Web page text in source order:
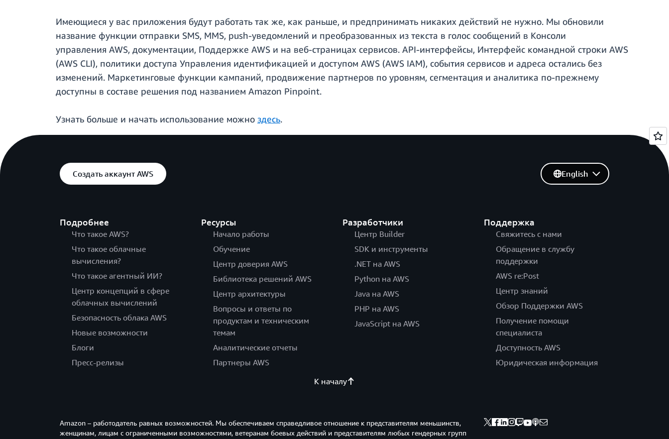
Имеющиеся у вас приложения будут работать так же, как раньше, и предпринимать никаких действий не нужно. Мы обновили
название функции отправки SMS, MMS, push-уведомлений и преобразованных из текста в голос сообщений в Консоли
управления AWS, документации, Поддержке AWS и на веб-страницах сервисов. API-интерфейсы, Интерфейс командной строки AWS
(AWS CLI), политики доступа Управления идентификацией и доступом AWS (AWS IAM), события сервисов и адреса остались без
изменений. Маркетинговые функции кампаний, продвижение партнеров по уровням, сегментация и аналитика по-прежнему
доступны в составе решения под названием Amazon Pinpoint.
Узнать больше и начать использование можно здесь.
Создать аккаунт AWS
Подробнее
Что такое AWS?
Что такое облачные
вычисления?
Что такое агентный ИИ?
Центр концепций в сфере
облачных вычислений
Безопасность облака AWS
Новые возможности
Блоги
Пресс-релизы
Ресурсы
Начало работы
Обучение
Центр доверия AWS
Библиотека решений AWS
Центр архитектуры
Вопросы и ответы по
продуктам и техническим
темам
Аналитические отчеты
Партнеры AWS
Разработчики
Центр Builder
SDK и инструменты
.NET на AWS
Python на AWS
Java на AWS
PHP на AWS
JavaScript на AWS
Поддержка
Свяжитесь с нами
Обращение в службу
поддержки
AWS re:Post
Центр знаний
Обзор Поддержки AWS
Получение помощи
специалиста
Доступность AWS
Юридическая информация
English
К началу
Amazon – работодатель равных возможностей. Мы обеспечиваем справедливое отношение к представителям меньшинств,
женщинам, лицам с ограниченными возможностями, ветеранам боевых действий и представителям любых гендерных групп